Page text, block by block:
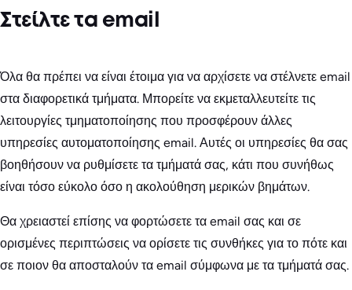
Στείλτε τα email
Όλα θα πρέπει να είναι έτοιμα για να αρχίσετε να στέλνετε email
στα διαφορετικά τμήματα. Μπορείτε να εκμεταλλευτείτε τις
λειτουργίες τμηματοποίησης που προσφέρουν άλλες
υπηρεσίες αυτοματοποίησης email. Αυτές οι υπηρεσίες θα σας
βοηθήσουν να ρυθμίσετε τα τμήματά σας, κάτι που συνήθως
είναι τόσο εύκολο όσο η ακολούθηση μερικών βημάτων.
Θα χρειαστεί επίσης να φορτώσετε τα email σας και σε
ορισμένες περιπτώσεις να ορίσετε τις συνθήκες για το πότε και
σε ποιον θα αποσταλούν τα email σύμφωνα με τα τμήματά σας.